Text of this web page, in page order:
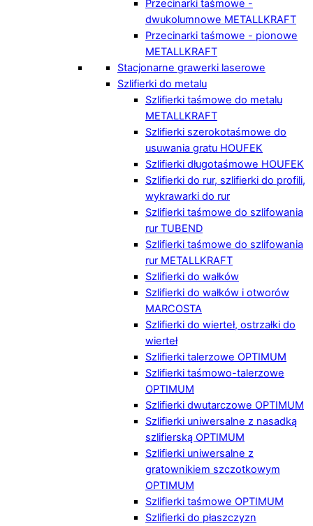
Przecinarki taśmowe -
dwukolumnowe METALLKRAFT
Przecinarki taśmowe - pionowe
METALLKRAFT
Stacjonarne grawerki laserowe
Szlifierki do metalu
Szlifierki taśmowe do metalu
METALLKRAFT
Szlifierki szerokotaśmowe do
usuwania gratu HOUFEK
Szlifierki długotaśmowe HOUFEK
Szlifierki do rur, szlifierki do profili,
wykrawarki do rur
Szlifierki taśmowe do szlifowania
rur TUBEND
Szlifierki taśmowe do szlifowania
rur METALLKRAFT
Szlifierki do wałków
Szlifierki do wałków i otworów
MARCOSTA
Szlifierki do wierteł, ostrzałki do
wierteł
Szlifierki talerzowe OPTIMUM
Szlifierki taśmowo-talerzowe
OPTIMUM
Szlifierki dwutarczowe OPTIMUM
Szlifierki uniwersalne z nasadką
szlifierską OPTIMUM
Szlifierki uniwersalne z
gratownikiem szczotkowym
OPTIMUM
Szlifierki taśmowe OPTIMUM
Szlifierki do płaszczyzn